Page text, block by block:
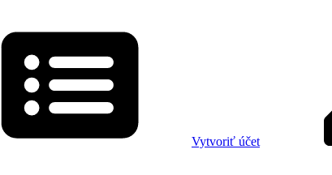
Vytvoriť účet